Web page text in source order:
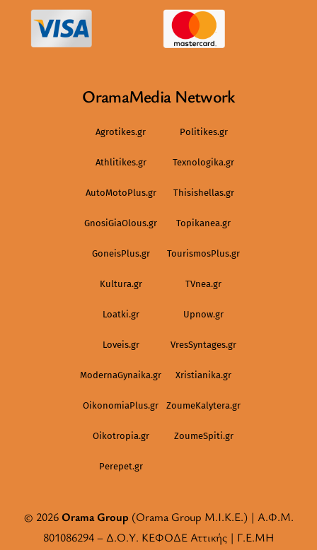
OramaMedia Network
Agrotikes.gr Politikes.gr
Athlitikes.gr Texnologika.gr
AutoMotoPlus.gr Thisishellas.gr
GnosiGiaOlous.gr Topikanea.gr
GoneisPlus.gr TourismosPlus.gr
Kultura.gr TVnea.gr
Loatki.gr Upnow.gr
Loveis.gr VresSyntages.gr
ModernaGynaika.gr Xristianika.gr
OikonomiaPlus.gr ZoumeKalytera.gr
Oikotropia.gr ZoumeSpiti.gr
Perepet.gr
© 2026Orama Group (Orama Group Μ.Ι.Κ.Ε.) | Α.Φ.Μ.
801086294 – Δ.Ο.Υ. ΚΕΦΟΔΕ Αττικής | Γ.Ε.ΜΗ